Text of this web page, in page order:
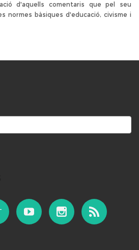
d'aquells comentaris que pel seu
normes bàsiques d'educació, civisme i